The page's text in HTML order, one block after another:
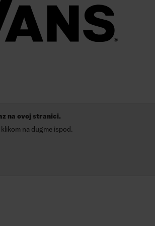
na ovoj stranici.
na dugme ispod.